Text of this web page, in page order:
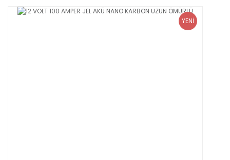
Ürün resmi kalitesiz, bozuk veya görüntülenemiyor.
YENİ